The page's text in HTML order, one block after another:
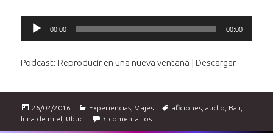
Reproductor
00:00 00:00
Podcast: Reproducir en una nueva ventana | Descargar
Publicado
el
26/02/2016 Categorías
Experiencias ,Viajes Etiquetas
aficiones ,audio Bali
luna de miel
Ubud 3 comentariosen Sintiendo Bali, Java y Bangkok.